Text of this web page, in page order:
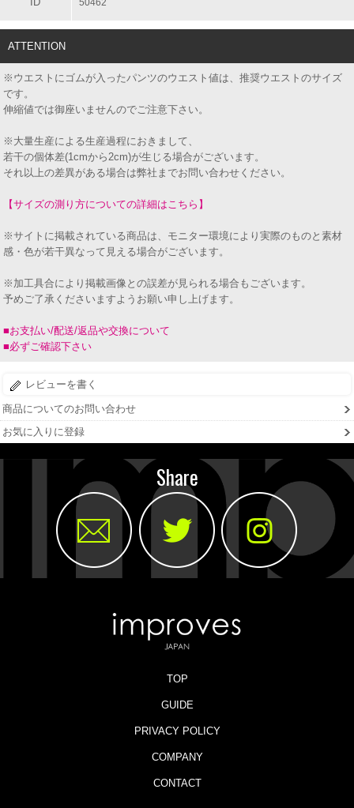
ATTENTION
※ウエストにゴムが入ったパンツのウエスト値は、推奨ウエストのサイズ
です。
伸縮値では御座いませんのでご注意下さい。
※大量生産による生産過程におきまして、
若干の個体差(1cmから2cm)が生じる場合がございます。
それ以上の差異がある場合は弊社までお問い合わせください。
【サイズの測り方についての詳細はこちら】
※サイトに掲載されている商品は、モニター環境により実際のものと素材
感・色が若干異なって見える場合がございます。
※加工具合により掲載画像との誤差が見られる場合もございます。
予めご了承くださいますようお願い申し上げます。
■お支払い/配送/返品や交換について
■必ずご確認下さい
レビューを書く
商品についてのお問い合わせ
お気に入りに登録
Share
TOP
GUIDE
PRIVACY POLICY
COMPANY
CONTACT